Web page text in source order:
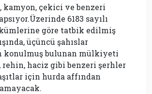
kamyon, çekici ve benzeri
6183 sayılı
göre tatbik edilmiş
üçüncü şahıslar
konulmuş bulunan mülkiyeti
rehin, haciz gibi benzeri şerhler
için hurda affından